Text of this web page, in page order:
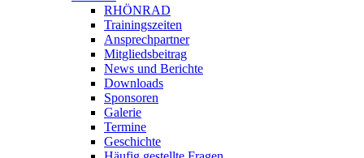
RHÖNRAD
Trainingszeiten
Ansprechpartner
Mitgliedsbeitrag
News und Berichte
Downloads
Sponsoren
Galerie
Termine
Geschichte